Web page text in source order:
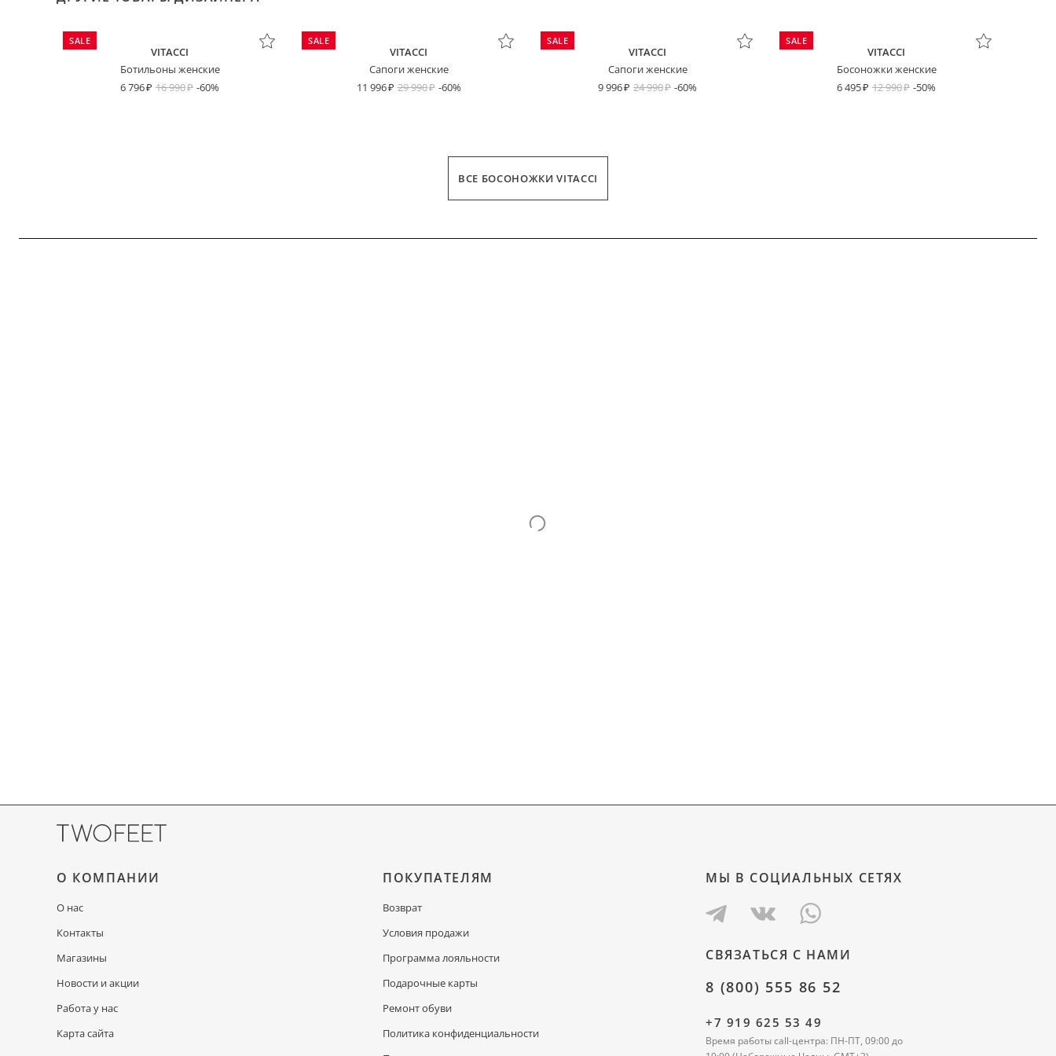
SALE
VITACCI
Ботильоны женские
6 796
16 990 -60%
SALE
VITACCI
Сапоги женские
11 996
29 990 -60%
SALE
VITACCI
Сапоги женские
9 996
24 990 -60%
SALE
VITACCI
Босоножки женские
6 495
12 990 -50%
ВСЕ БОСОНОЖКИ VITACCI
О КОМПАНИИ
О нас
Контакты
Магазины
Новости и акции
Работа у нас
Карта сайта
ПОКУПАТЕЛЯМ
Возврат
Условия продажи
Программа лояльности
Подарочные карты
Ремонт обуви
Политика конфиденциальности
МЫ В СОЦИАЛЬНЫХ СЕТЯХ
СВЯЗАТЬСЯ С НАМИ
8 (800) 555 86 52
+7 919 625 53 49
Время работы call-центра: ПН-ПТ, 09:00 до